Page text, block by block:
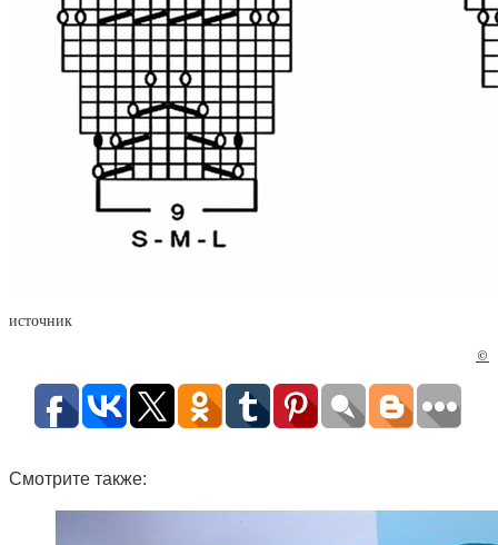
источник
©
Смотрите также: